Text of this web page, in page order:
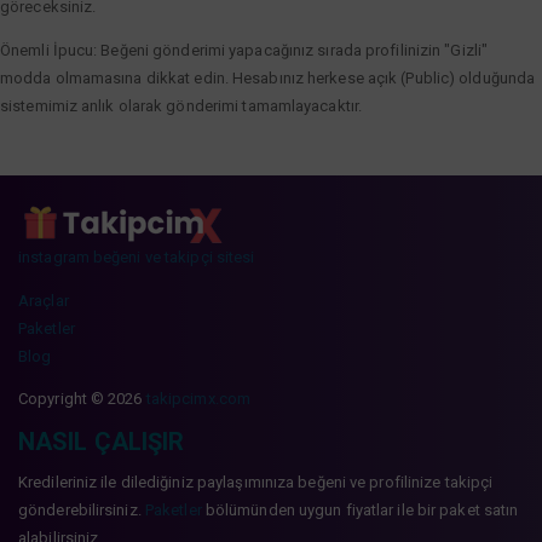
göreceksiniz.
Önemli İpucu: Beğeni gönderimi yapacağınız sırada profilinizin "Gizli"
modda olmamasına dikkat edin. Hesabınız herkese açık (Public) olduğunda
sistemimiz anlık olarak gönderimi tamamlayacaktır.
instagram beğeni ve takipçi sitesi
Araçlar
Paketler
Blog
Copyright © 2026 takipcimx.com
NASIL ÇALIŞIR
Kredileriniz ile dilediğiniz paylaşımınıza beğeni ve profilinize takipçi
gönderebilirsiniz. Paketler bölümünden uygun fiyatlar ile bir paket satın
alabilirsiniz.